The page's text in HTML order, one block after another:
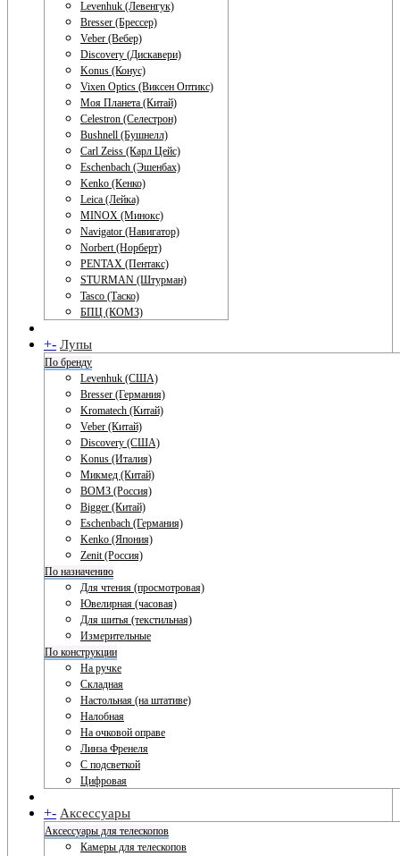
Levenhuk (Левенгук)
Bresser (Брессер)
Veber (Вебер)
Discovery (Дискавери)
Konus (Конус)
Vixen Optics (Виксен Оптикс)
Моя Планета (Китай)
Celestron (Селестрон)
Bushnell (Бушнелл)
Carl Zeiss (Карл Цейс)
Eschenbach (Эшенбах)
Kenko (Кенко)
Leica (Лейка)
MINOX (Минокс)
Navigator (Навигатор)
Norbert (Норберт)
PENTAX (Пентакс)
STURMAN (Штурман)
Tasco (Таско)
БПЦ (КОМЗ)
+- Лупы
По бренду
Levenhuk (США)
Bresser (Германия)
Kromatech (Китай)
Veber (Китай)
Discovery (США)
Konus (Италия)
Микмед (Китай)
ВОМЗ (Россия)
Bigger (Китай)
Eschenbach (Германия)
Kenko (Япония)
Zenit (Россия)
По назначению
Для чтения (просмотровая)
Ювелирная (часовая)
Для шитья (текстильная)
Измерительные
По конструкции
На ручке
Складная
Настольная (на штативе)
Налобная
На очковой оправе
Линза Френеля
С подсветкой
Цифровая
+- Аксессуары
Аксессуары для телескопов
Камеры для телескопов